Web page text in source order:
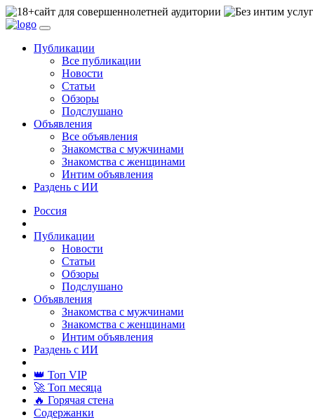
сайт для совершеннолетней аудитории
Публикации
Все публикации
Новости
Статьи
Обзоры
Подслушано
Объявления
Все объявления
Знакомства с мужчинами
Знакомства с женщинами
Интим объявления
Раздень с ИИ
Россия
Публикации
Новости
Статьи
Обзоры
Подслушано
Объявления
Знакомства с мужчинами
Знакомства с женщинами
Интим объявления
Раздень с ИИ
👑 Топ VIP
🚀 Топ месяца
🔥 Горячая стена
Содержанки